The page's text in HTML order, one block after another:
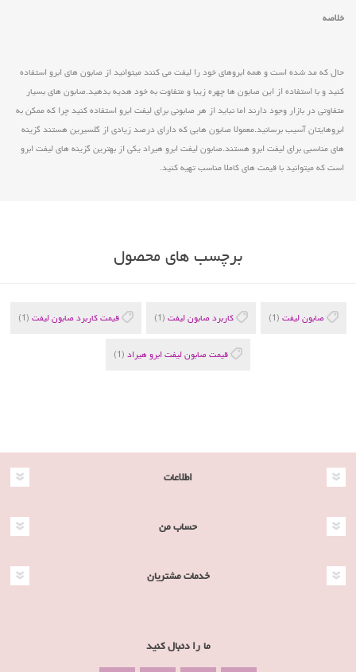
خلاصه
حال که مد شده است و همه ابروهای خود را لیفت می کنند میتوانید از صابون های ابرو استفاده
کنید و با استفاده از این صابون ها چهره زیبا و متفاوت به خود هدیه بدهید.صابون های بسیار
متفاوتی در بازار وجود دارند اما نباید از هر صابونی برای لیفت ابرو استفاده کنید چرا که ممکن به
ابروهایتان آسیب برسانید.معمولا صابون هایی که دارای درصد زیادی از گلسیرین هستند گزینه
های مناسبی برای لیفت ابرو هستند.صابون لیفت ابرو هیراد یکی از بهترین گزینه های لیفت ابرو
است که میتوانید با قیمت های کاملا مناسب تهیه کنید.
برچسب های محصول
صابون لیفت(1) کاربرد صابون لیفت(1) قیمت کاربرد صابون لیفت(1)
قیمت صابون لیفت ابرو هیراد(1)
اطلاعات
حساب من
خدمات مشتریان
ما را دنبال کنید